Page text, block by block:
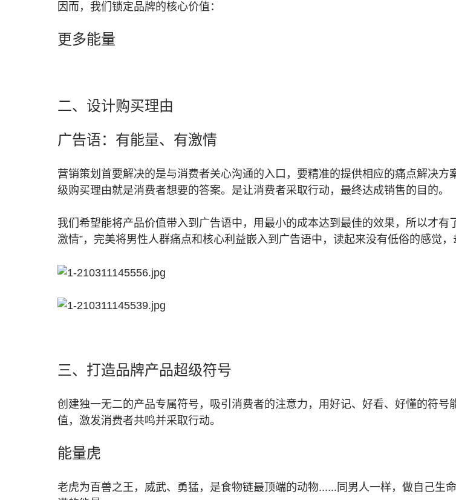
因而，我们锁定品牌的核心价值：
更多能量
二、设计购买理由
广告语：有能量、有激情
营销策划首要解决的是与消费者关心沟通的入口，要精准的提供相应的痛点解决
级购买理由就是消费者想要的答案。是让消费者采取行动，最终达成销售的目的。
我们希望能将产品价值带入到广告语中，用最小的成本达到最佳的效果，所以才
激情”，完美将男性人群痛点和核心利益嵌入到广告语中，读起来没有低俗的感觉，
三、打造品牌产品超级符号
创建独一无二的产品专属符号，吸引消费者的注意力，用好记、好看、好懂的符
值，激发消费者共鸣并采取行动。
能量虎
老虎为百兽之王，威武、勇猛，是食物链最顶端的动物......同男人一样，做自己生